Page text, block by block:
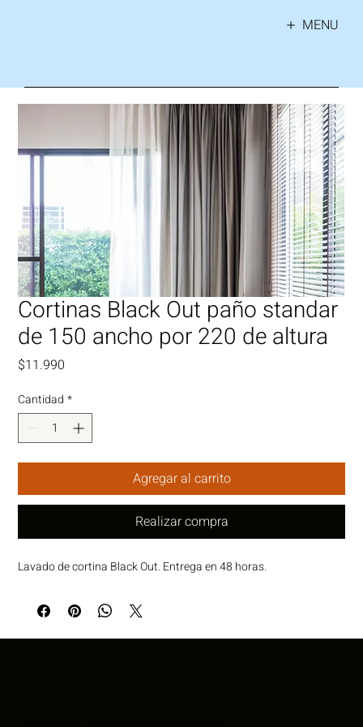
MENU
Cortinas Black Out paño standar
de 150 ancho por 220 de altura
$11.990
Cantidad *
Agregar al carrito
Realizar compra
Lavado de cortina Black Out. Entrega en 48 horas.